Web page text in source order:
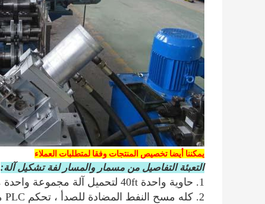
يمكننا أيضا تخصيص المنتجات وفقا لمتطلبات العملاء
التعبئة التفاصيل من مسمار والمسار لفة تشكيل آلة:
1. حاوية واحدة 40ft لتحميل آلة مجموعة واحدة مع آلة التفكيك اليدوي.
2. كله مسح النفط المضادة للصدأ ، تحكم PLC مغطاة فيلم رغوة.